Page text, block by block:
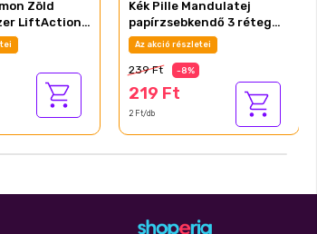
Zöld
LiftAction
Felejtse
1.8 L
Kék Pille Mandulatej
papírzsebkendő 3 réteg
100 db
Az akció részletei
239 Ft -8%
219 Ft
2 Ft/db